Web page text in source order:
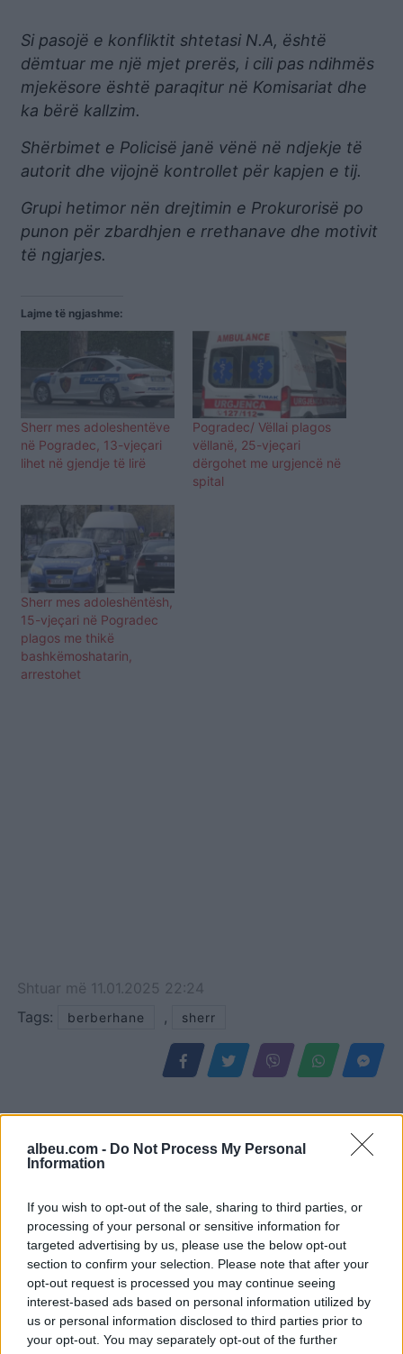
albeu.com - Do Not Process My Personal
Information
If you wish to opt-out of the sale, sharing to third parties, or
processing of your personal or sensitive information for
targeted advertising by us, please use the below opt-out
section to confirm your selection. Please note that after your
opt-out request is processed you may continue seeing
interest-based ads based on personal information utilized by
us or personal information disclosed to third parties prior to
your opt-out. You may separately opt-out of the further
Si pasojë e konfliktit shtetasi N.A, është
dëmtuar me një mjet prerës, i cili pas ndihmës
mjekësore është paraqitur në Komisariat dhe
ka bërë kallzim.
Shërbimet e Policisë janë vënë në ndjekje të
autorit dhe vijojnë kontrollet për kapjen e tij.
Grupi hetimor nën drejtimin e Prokurorisë po
punon për zbardhjen e rrethanave dhe motivit
të ngjarjes.
Lajme të ngjashme:
Sherr mes adoleshentëve
në Pogradec, 13-vjeçari
lihet në gjendje të lirë
Pogradec/ Vëllai plagos
vëllanë, 25-vjeçari
dërgohet me urgjencë në
spital
Sherr mes adoleshëntësh,
15-vjeçari në Pogradec
plagos me thikë
bashkëmoshatarin,
arrestohet
Shtuar më 11.01.2025 22:24
Tags:
berberhane , sherr
Eric Wendt konfirmohet
nga Senati si ambasador i
SHBA-së në Shqipëri,
emërimi pret firmën e
Futbolli librazhdas në zi,
ndahet nga jeta Besnik
Çota, ish-kapiten dhe ish-
trajner i Sopotit